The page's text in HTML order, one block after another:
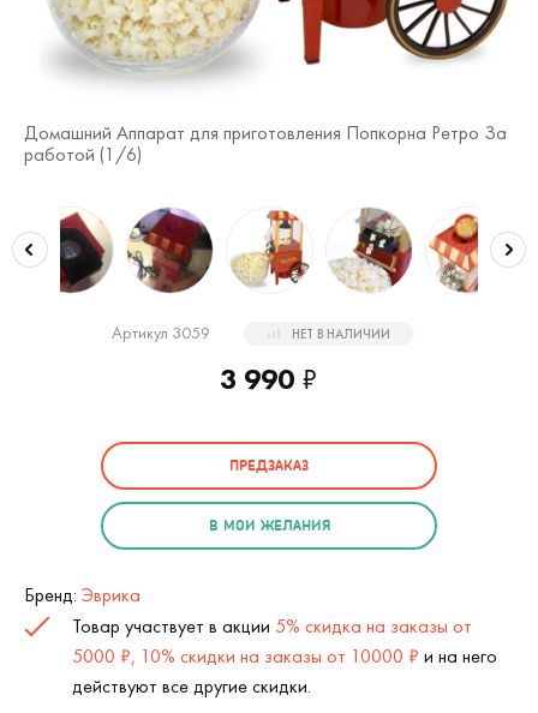
Домашний Аппарат для приготовления Попкорна Ретро За
работой (1 /6)
Артикул 3059 НЕТ В НАЛИЧИИ
3 990 ₽
ПРЕДЗАКАЗ
В МОИ ЖЕЛАНИЯ
Бренд: Эврика
Товар участвует в акции 5% скидка на заказы от
5000 ₽, 10% скидки на заказы от 10000 ₽ и на него
действуют все другие скидки.